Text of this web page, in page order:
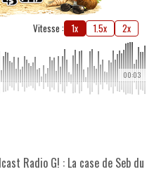
Vitesse : 1x 1.5x 2x
00:03
Radio G! : La case de Seb du